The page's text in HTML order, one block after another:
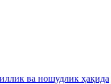
ва ношудлик ҳақида